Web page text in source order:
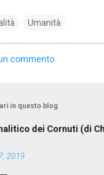
Umanità
commento
in questo blog
dei Cornuti (di
2019